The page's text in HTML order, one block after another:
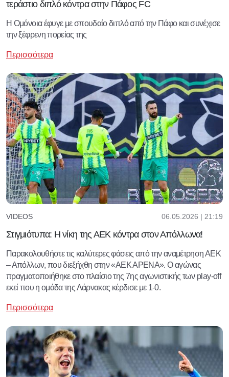
τεράστιο διπλό κόντρα στην Πάφος FC
Η Ομόνοια έφυγε με σπουδαίο διπλό από την Πάφο και συνέχισε
την ξέφρενη πορείας της
Περισσότερα
VIDEOS 06.05.2026 | 21:19
Στιγμιότυπα: Η νίκη της ΑΕΚ κόντρα στον Απόλλωνα!
Παρακολουθήστε τις καλύτερες φάσεις από την αναμέτρηση ΑΕΚ
– Απόλλων, που διεξήχθη στην «ΑΕΚ ΑΡΕΝΑ». Ο αγώνας
πραγματοποιήθηκε στο πλαίσιο της 7ης αγωνιστικής των play-off
εκεί που η ομάδα της Λάρνακας κέρδισε με 1-0.
Περισσότερα